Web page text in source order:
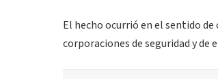
El hecho ocurrió en el sentido
corporaciones de seguridad y de